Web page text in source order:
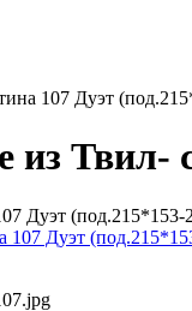
107 Дуэт
из
Дуэт